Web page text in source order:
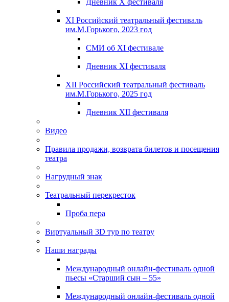
Дневник X фестиваля
XI Российский театральный фестиваль
им.М.Горького, 2023 год
СМИ об XI фестивале
Дневник XI фестиваля
XII Российский театральный фестиваль
им.М.Горького, 2025 год
Дневник XII фестиваля
Видео
Правила продажи, возврата билетов и посещения
театра
Нагрудный знак
Театральный перекресток
Проба пера
Виртуальный 3D тур по театру
Наши награды
Международный онлайн-фестиваль одной
пьесы «Старший сын – 55»
Международный онлайн-фестиваль одной